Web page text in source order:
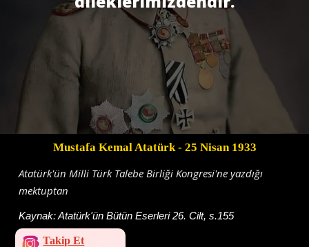
Mustafa Kemal Atatürk- 25 Nisan 1933
Atatürk'ün Milli Türk Talebe Birliği Kongresi'ne yazdığı
mektuptan
Kaynak:Atatürk'ün Bütün Eserleri 26. Cilt, s.155
Takip Et